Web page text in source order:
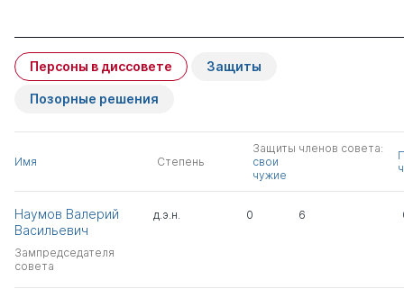
Персоны в диссовете Защиты
Позорные решения
Имя Степень
Защиты членов совета:
свои
чужие
Наумов Валерий
Васильевич
Зампредседателя
совета
д.э.н. 0 6